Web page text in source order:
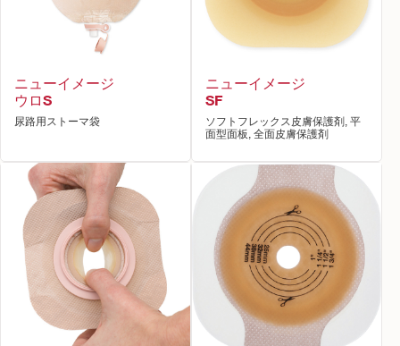
ニューイメージ
ウロS
尿路用ストーマ袋
ニューイメージ
SF
ソフトフレックス皮膚保護剤, 平
面型面板, 全面皮膚保護剤